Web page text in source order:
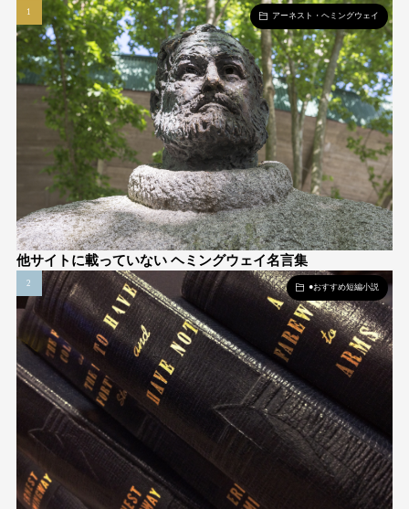
アーネスト・ヘミングウェイ
他サイトに載っていない ヘミングウェイ名言集
●おすすめ短編小説